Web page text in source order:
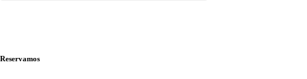
Reservamos